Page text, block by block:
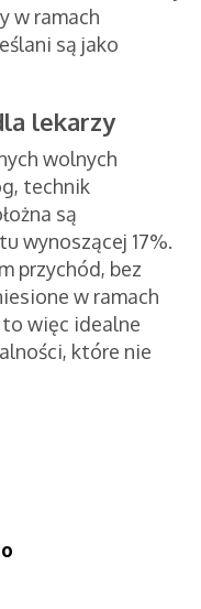
w ramach
są jako
lekarzy
wolnych
technik
są
wynoszącej 17%.
przychód, bez
w ramach
to więc idealne
które nie